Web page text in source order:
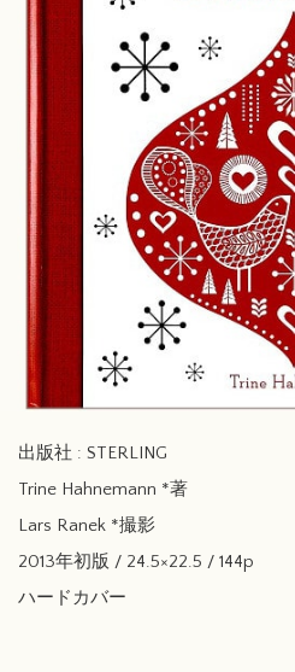
出版社 : STERLING
Trine Hahnemann *著
Lars Ranek *撮影
2013年初版 / 24.5×22.5 / 144p
ハードカバー